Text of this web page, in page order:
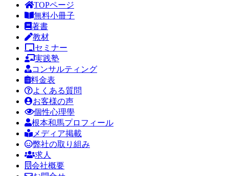
TOPページ
無料小冊子
著書
教材
セミナー
実践塾
コンサルティング
料金表
よくある質問
お客様の声
個性心理學
根本和馬プロフィール
メディア掲載
弊社の取り組み
求人
会社概要